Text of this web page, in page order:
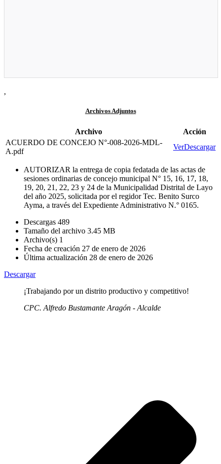
,
Archivos Adjuntos
Archivo
Acción
ACUERDO DE CONCEJO N°-008-2026-MDL-
A.pdf
VerDescargar
AUTORIZAR la entrega de copia fedatada de las actas de
sesiones ordinarias de concejo municipal N° 15, 16, 17, 18,
19, 20, 21, 22, 23 y 24 de la Municipalidad Distrital de Layo
del año 2025, solicitada por el regidor Tec. Benito Surco
Ayma, a través del Expediente Administrativo N.° 0165.
Descargas 489
Tamaño del archivo 3.45 MB
Archivo(s) 1
Fecha de creación 27 de enero de 2026
Última actualización 28 de enero de 2026
Descargar
¡Trabajando por un distrito productivo y competitivo!
CPC. Alfredo Bustamante Aragón - Alcalde